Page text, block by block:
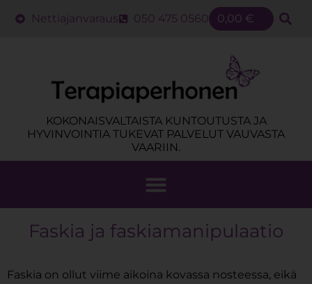
Nettiajanvaraus 050 475 0560 0,00 €
KOKONAISVALTAISTA KUNTOUTUSTA JA
HYVINVOINTIA TUKEVAT PALVELUT VAUVASTA
VAARIIN.
Faskia ja faskiamanipulaatio
Faskia on ollut viime aikoina kovassa nosteessa, eikä